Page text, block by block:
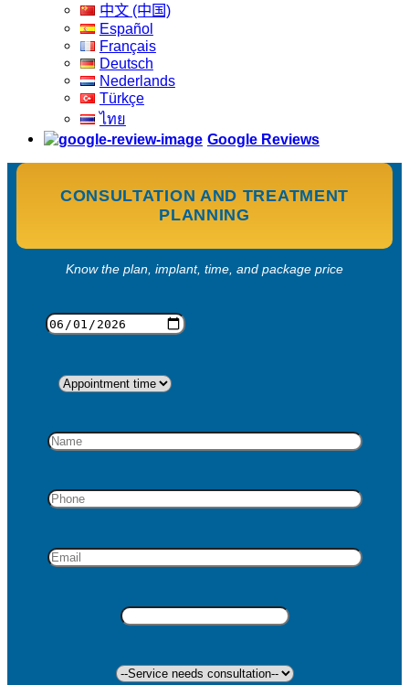
中文 (中国)
Español
Français
Deutsch
Nederlands
Türkçe
ไทย
Google Reviews
CONSULTATION AND TREATMENT
PLANNING
Know the plan, implant, time, and package price